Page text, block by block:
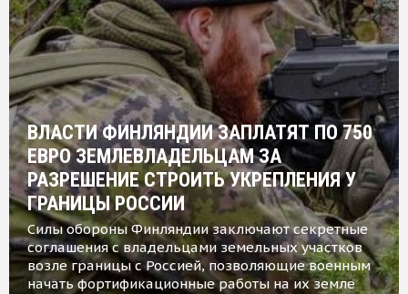
ВЛАСТИ ФИНЛЯНДИИ ЗАПЛАТЯТ ПО 750
ЕВРО ЗЕМЛЕВЛАДЕЛЬЦАМ ЗА
РАЗРЕШЕНИЕ СТРОИТЬ УКРЕПЛЕНИЯ У
ГРАНИЦЫ РОССИИ
Силы обороны Финляндии заключают секретные
соглашения с владельцами земельных участков
возле границы с Россией, позволяющие военным
начать фортификационные работы на их земле